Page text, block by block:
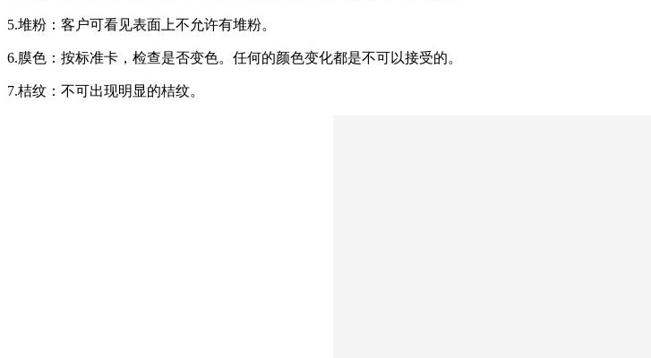
5.堆粉：客户可看见表面上不允许有堆粉。
6.膜色：按标准卡，检查是否变色。任何的颜色变化都是不可以接受的。
7.桔纹：不可出现明显的桔纹。